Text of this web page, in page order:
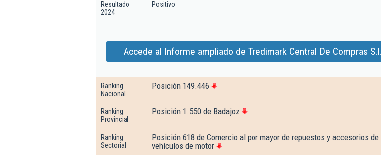
Resultado
2024
Positivo
Accede al Informe ampliado de Tredimark Central De Compras S.l.
Ranking
Nacional
Posición 149.446
Ranking
Provincial
Posición 1.550 de Badajoz
Ranking
Sectorial
Posición 618 de Comercio al por mayor de repuestos y accesorios de
vehículos de motor